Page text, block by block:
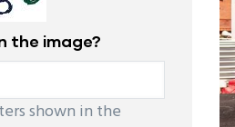
the image?
shown in the